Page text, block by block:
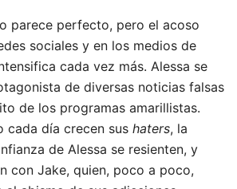
parece perfecto, pero el acoso
sociales y en los medios de
cada vez más. Alessa se
de diversas noticias falsas
de los programas amarillistas.
cada día crecen sus haters, la
de Alessa se resienten, y
con Jake, quien, poco a poco,